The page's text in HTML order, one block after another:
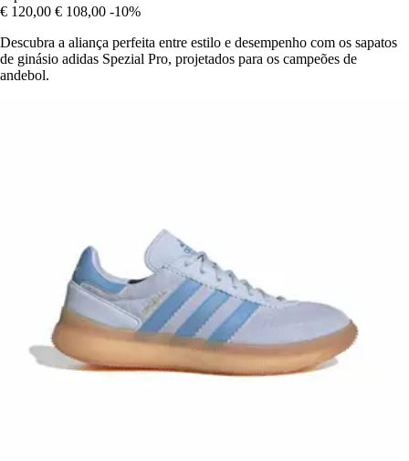
€ 120,00 € 108,00 -10%
Descubra a aliança perfeita entre estilo e desempenho com os sapatos
de ginásio adidas Spezial Pro, projetados para os campeões de
andebol.